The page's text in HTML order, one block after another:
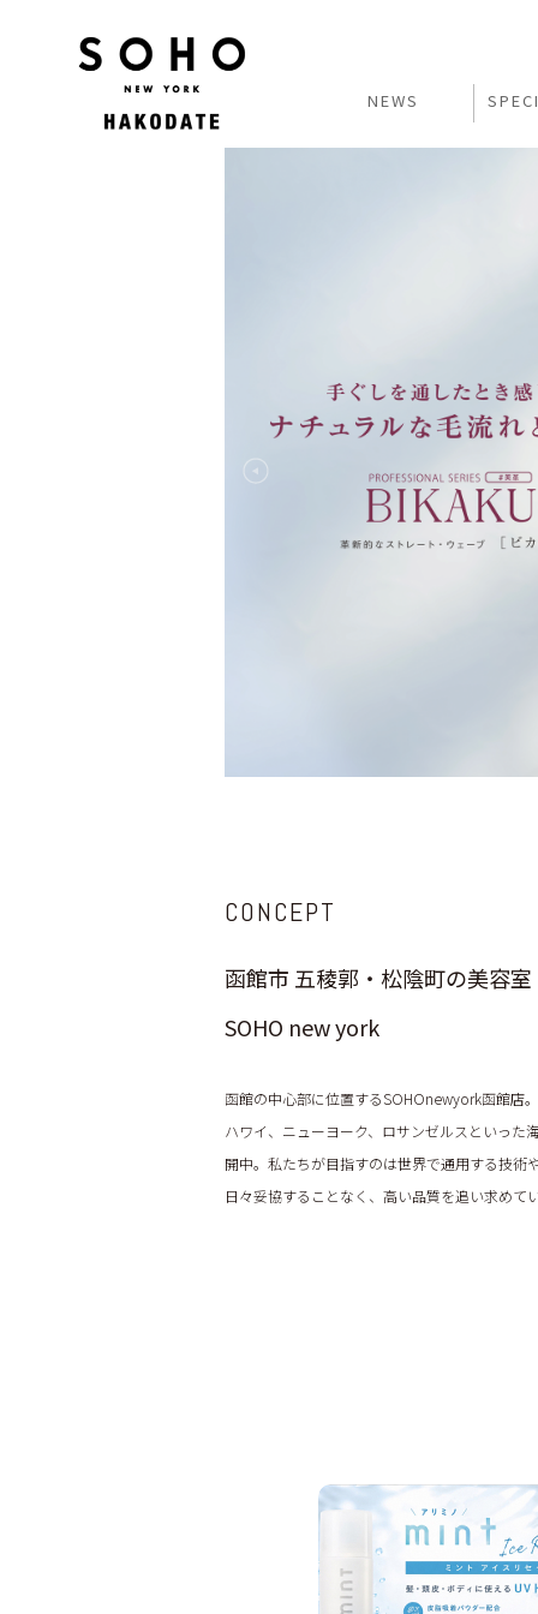
NEWS
CONCEPT
函館市 五稜郭・松陰町の美容室
SOHO new york
函館の中心部に位置するSOHOnewyork函館店。
ハワイ、ニューヨーク、ロサンゼルスといった
開中。私たちが目指すのは世界で通用する技術
日々妥協することなく、高い品質を追い求めて